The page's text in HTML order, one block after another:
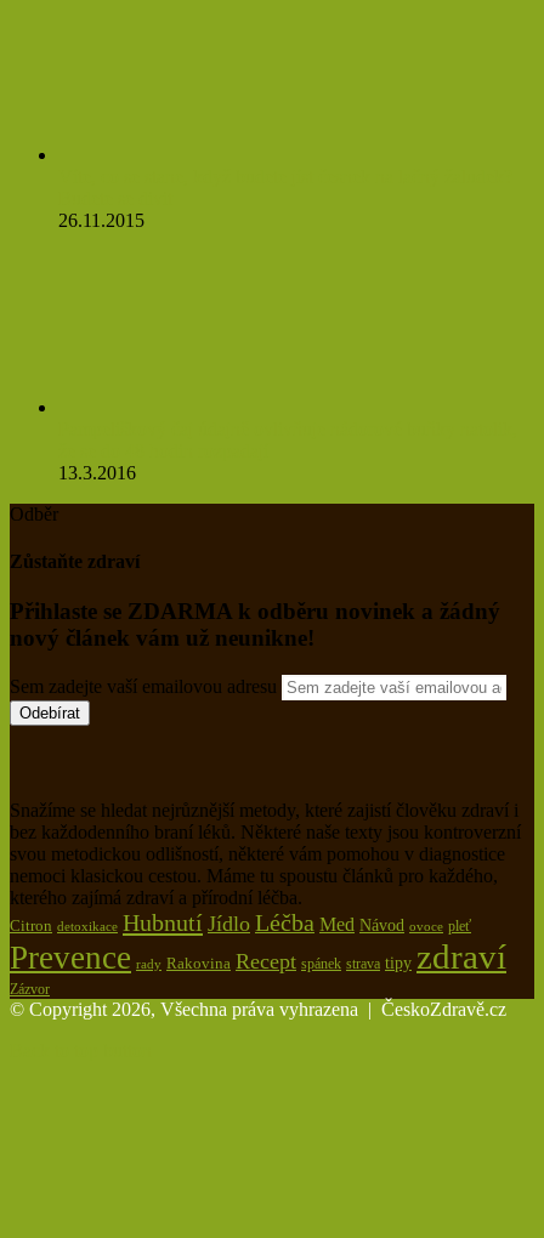
26.11.2015
13.3.2016
Odběr
Zůstaňte zdraví
Přihlaste se ZDARMA k odběru novinek a žádný
nový článek vám už neunikne!
Sem zadejte vaší emailovou adresu
Snažíme se hledat nejrůznější metody, které zajistí člověku zdraví i
bez každodenního braní léků. Některé naše texty jsou kontroverzní
svou metodickou odlišností, některé vám pomohou v diagnostice
nemoci klasickou cestou. Máme tu spoustu článků pro každého,
kterého zajímá zdraví a přírodní léčba.
Citron detoxikace Hubnutí Jídlo Léčba Med Návod ovoce pleť
Prevence rady Rakovina Recept spánek strava tipy zdraví
Zázvor
© Copyright 2026, Všechna práva vyhrazena | ČeskoZdravě.cz